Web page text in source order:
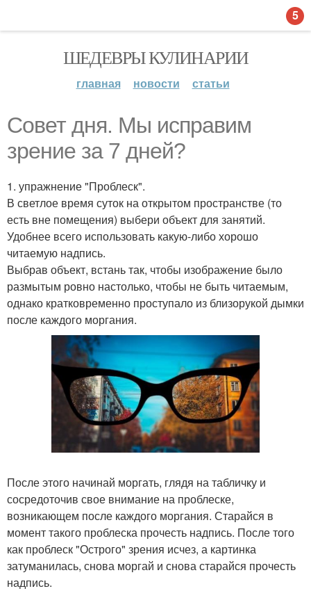
ШЕДЕВРЫ КУЛИНАРИИ
главная новости статьи
Совет дня. Мы исправим
зрение за 7 дней?
1. упражнение "Проблеск".
В светлое время суток на открытом пространстве (то
есть вне помещения) выбери объект для занятий.
Удобнее всего использовать какую-либо хорошо
читаемую надпись.
Выбрав объект, встань так, чтобы изображение было
размытым ровно настолько, чтобы не быть читаемым,
однако кратковременно проступало из близорукой дымки
после каждого моргания.
После этого начинай моргать, глядя на табличку и
сосредоточив свое внимание на проблеске,
возникающем после каждого моргания. Старайся в
момент такого проблеска прочесть надпись. После того
как проблеск "Острого" зрения исчез, а картинка
затуманилась, снова моргай и снова старайся прочесть
надпись.
5